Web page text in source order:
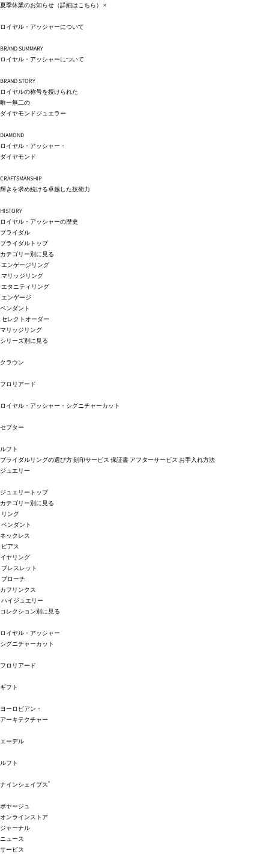
コンテ
進む
夏季休業のお知らせ（詳細はこちら） ×
ロイヤル・アッシャーについて
BRAND SUMMARY
ロイヤル・アッシャーについて
BRAND STORY
ロイヤルの称号を授けられた
唯一無二の
ダイヤモンドジュエラー
DIAMOND
ロイヤル・アッシャー・
ダイヤモンド
CRAFTSMANSHIP
輝きを求め続ける卓越した技術力
HISTORY
ロイヤル・アッシャーの歴史
ブライダル
ブライダルトップ
カテゴリー別に見る
エンゲージリング
マリッジリング
エタニティリング
エンゲージ
ペンダント
セレクトオーダー
マリッジリング
シリーズ別に見る
クラウン
フロリアード
ロイヤル・アッシャー・シグニチャーカット
セプター
ルフト
ブライダルリングの選び方刻印サービス 保証書 アフターサービス お手入れ方法
ジュエリー
ジュエリートップ
カテゴリー別に見る
リング
ペンダント
ネックレス
ピアス
イヤリング
ブレスレット
ブローチ
カフリンクス
ハイジュエリー
コレクション別に見る
ロイヤル・アッシャー
シグニチャーカット
フロリアード
ギフト
ヨーロピアン・
アーキテクチャー
エーデル
ルフト
ナインシェイプス®
ボヤージュ
オンラインストア
ジャーナル
ニュース
サービス